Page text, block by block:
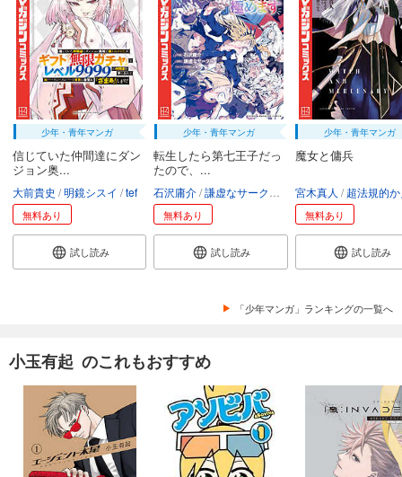
少年・青年マンガ
信じていた仲間達にダン
ジョン奥...
大前貴史 明鏡シスイ tef
無料あり
試し読み
少年・青年マンガ
転生したら第七王子だっ
たので、...
石沢庸介 謙虚なサークル メル。
無料あり
試し読み
少年・青年マンガ
魔女と傭兵
宮木真人 超法規的か
無料あり
試し読み
「少年マンガ」ランキングの一覧へ
小玉有起 のこれもおすすめ